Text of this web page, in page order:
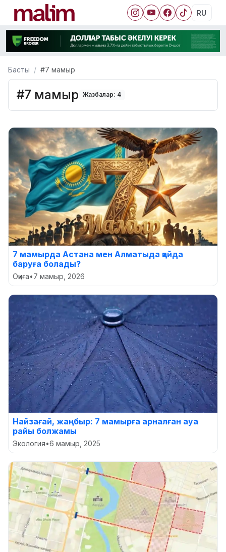
RU
Басты #7 мамыр
#7 мамыр Жазбалар: 4
7 мамырда Астана мен Алматыда қайда
баруға болады?
Оқиға•7 мамыр, 2026
Найзағай, жаңбыр: 7 мамырға арналған ауа
райы болжамы
Экология•6 мамыр, 2025